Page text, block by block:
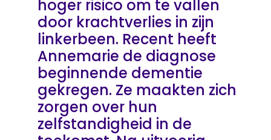
hoger risico om te vallen
door krachtverlies in zijn
linkerbeen. Recent heeft
Annemarie de diagnose
beginnende dementie
gekregen. Ze maakten zich
zorgen over hun
zelfstandigheid in de